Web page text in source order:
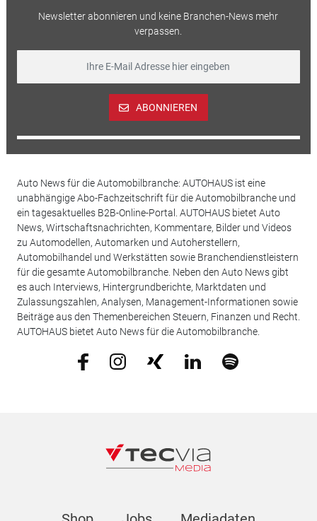
Newsletter abonnieren und keine Branchen-News mehr
verpassen.
ABONNIEREN
Auto News für die Automobilbranche: AUTOHAUS ist eine
unabhängige Abo-Fachzeitschrift für die Automobilbranche und
ein tagesaktuelles B2B-Online-Portal. AUTOHAUS bietet Auto
News, Wirtschaftsnachrichten, Kommentare, Bilder und Videos
zu Automodellen, Automarken und Autoherstellern,
Automobilhandel und Werkstätten sowie Branchendienstleistern
für die gesamte Automobilbranche. Neben den Auto News gibt
es auch Interviews, Hintergrundberichte, Marktdaten und
Zulassungszahlen, Analysen, Management-Informationen sowie
Beiträge aus den Themenbereichen Steuern, Finanzen und Recht.
AUTOHAUS bietet Auto News für die Automobilbranche.